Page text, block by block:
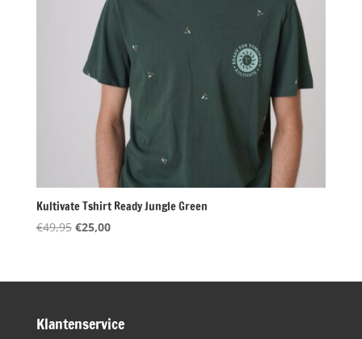
Kultivate Tshirt Ready Jungle Green
€49,95 Oorspronkelijke
€49,95.
€25,00Huidige
€25,00.
Klantenservice